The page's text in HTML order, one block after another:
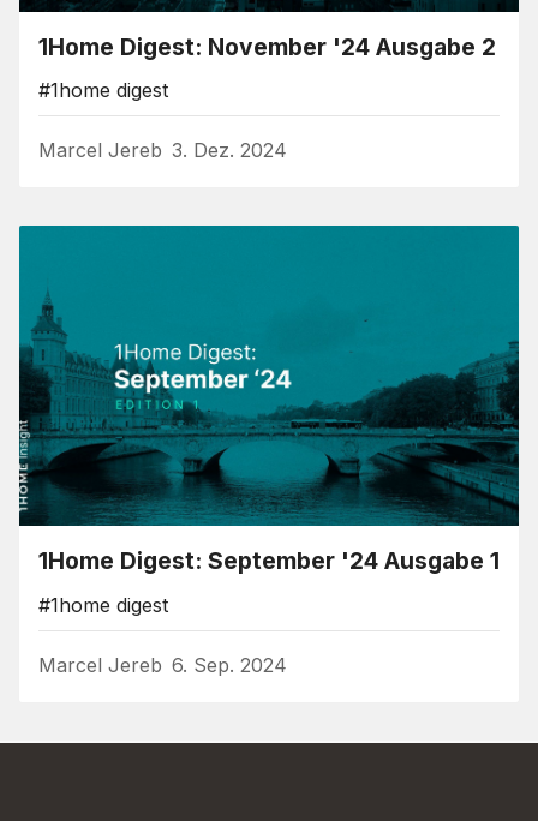
1Home Digest: November '24 Ausgabe 2
#1home digest
Marcel Jereb 3. Dez. 2024
1Home Digest: September '24 Ausgabe 1
#1home digest
Marcel Jereb 6. Sep. 2024